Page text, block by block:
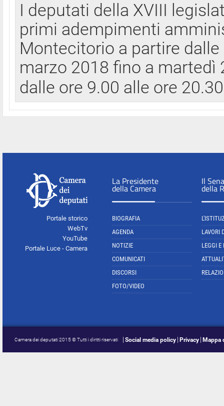
I deputati della XVIII
primi adempimenti
Montecitorio a partire
marzo 2018 fino a
dalle ore 9.00 alle ore
Portale storico
WebTv
YouTube
Portale Luce - Camera
La Presidente
della Camera
BIOGRAFIA
AGENDA
NOTIZIE
COMUNICATI
DISCORSI
FOTO/VIDEO
Il
della
LAVORI
LEGGI E
Camera dei deputati 2015 © Tutti i diritti riservati Social media policy Privacy Mappa